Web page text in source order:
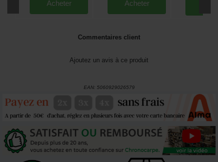
Acheter Acheter
Commentaires client
Ajoutez un avis à ce produit
EAN: 5060929026579